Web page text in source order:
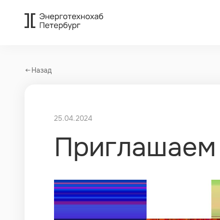
Стартапы и
Назад
25.04.2024
Приглашаем